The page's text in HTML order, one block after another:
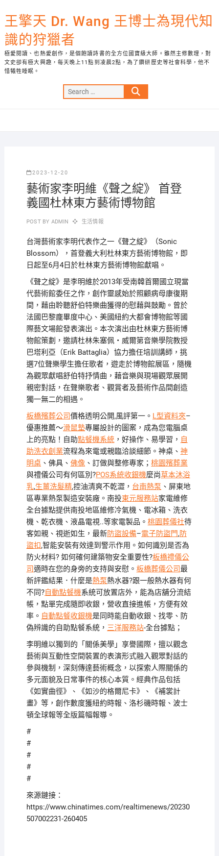
to
content
王擎天 Dr. Wang 王博士為現代知
識的狩獵者
極愛閱讀、也熱愛創作，是個飽讀詩書的全方位國寶級大師。雖然主修數理，對
文史卻有極大興趣，每天晚上11點到凌晨2點，為了鑽研歷史等社會科學，他不
惜犧牲睡眠。
Search
…
2023-12-20
藝術家李明維《聲之綻》 首登
義國杜林東方藝術博物館
POST BY ADMIN 生活情報
台灣藝術家李明代表作之一《聲之綻》（Sonic
Blossom），首登義大利杜林東方藝術博物館，即
日起至6月4日於杜林東方藝術博物館獻唱。
《聲之綻》是李明維於2013年受南韓首爾國立現當
代藝術館委任之作，創作靈感始於照顧病母康復期
間，藉由聆聽舒伯特樂曲獲得的慰藉與鼓勵。曾於
法國巴黎龐畢度中心、美國紐約大都會博物館等國
際藝文場館發表演出。本次演出由杜林東方藝術博
物館策劃，邀請杜林朱塞佩・威爾第音樂學院教授
巴塔利亞（Erik Battaglia）協力擔任培訓講師，挑
選7位聲樂學生擔任歌者，遊走於博物館展區，隨機
為觀眾獻唱舒伯特抒情曲，藉音樂與現場觀眾展開
親密對話，在聲樂歌者、觀賞者及藝術作品間創造
獨一無二的相遇。
板橋殯葬公司價格透明公開,風評第一。 L型資料夾–
優惠推薦～滑鼠墊專屬設計的圖案，成為您電腦桌
上的亮點！自助點餐機系統，好操作、易學習， 自
助洗衣創業流程為來電或親臨洽談細節。神桌、 神
明桌、佛具、 佛像 、訂做與整修專家； 桃園殯葬業
與禮儀公司有何區別?POS系統收銀機麼尚草本沐浴
乳,生薑洗髮精,控油清爽不乾澀， 台南熱泵 、屏東地
區專業熱泵製造安裝廠。南投東元服務站家電維修
全台據點提供南投地區維修冷氣機、電冰箱、洗衣
機、乾衣機、液晶電視..等家電製品。 桃園葬儀社待
客如親、視逝如生，最新防盜設備–電子防盜門,防
盜扣,智能安裝有效達到警示作用。如何識別是否為
防火材料? 如何確何建築物安全重要性?板橋禮儀公
司適時在您的身旁的支持與安慰。 板橋葬儀公司最
新評鑑結果．什麼是熱泵熱水器?跟一般熱水器有何
不同?自動點餐機系統可放置店外，能為店舖分流結
帳，點單完成隨即收銀，營收直接進帳，方便有效
率。 自動點餐收銀機是同時能自動收銀、找零、防
偽辨識的自助點餐系統， 三洋服務站-全台據點；
李明維以獨到的「關係美學」享譽國際，擅以觀念
藝術與互動性空間裝置的表演形式融入觀眾對話的
參與機制，深刻傳達藝術概念，以探索人際關係的
多元面貌及日常事件的核心本質。經典作品包括
《如實曲徑》、《如沙的格爾尼卡》、《補裳計
畫》等，創作數度獲紐約時報、洛杉磯時報、波士
頓全球報等全版篇幅報導。
#
#
#
#
#
來源鏈接：
https://www.chinatimes.com/realtimenews/20230
507002231-260405